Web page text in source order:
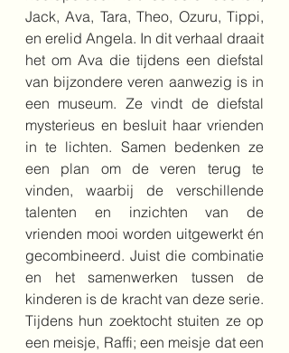
Jack, Ava, Tara, Theo, Ozuru, Tippi,
en erelid Angela. In dit verhaal draait
het om Ava die tijdens een diefstal
van bijzondere veren aanwezig is in
een museum. Ze vindt de diefstal
mysterieus en besluit haar vrienden
in te lichten. Samen bedenken ze
een plan om de veren terug te
vinden, waarbij de verschillende
talenten en inzichten van de
vrienden mooi worden uitgewerkt én
gecombineerd. Juist die combinatie
en het samenwerken tussen de
kinderen is de kracht van deze serie.
Tijdens hun zoektocht stuiten ze op
een meisje, Raffi; een meisje dat een